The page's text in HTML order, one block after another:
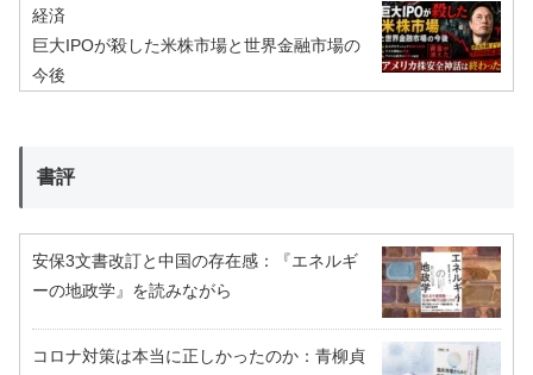
経済
巨大IPOが殺した米株市場と世界金融市場の
今後
書評
安保3文書改訂と中国の存在感：『エネルギ
ーの地政学』を読みながら
コロナ対策は本当に正しかったのか：青柳貞